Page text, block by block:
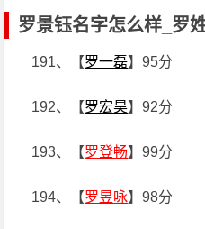
罗景钰名字怎么样_罗
191、【罗一磊】95分
192、【罗宏昊】92分
193、【罗登畅】99分
194、【罗昱咏】98分